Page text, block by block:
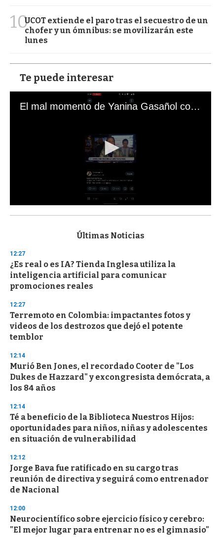
10UCOT extiende el paro tras el secuestro de un
chofer y un ómnibus: se movilizarán este
lunes
Te puede interesar
El mal momento de Yanina Gasañol con un hincha argentino en "Subrayado"
s
d
s
o
f
3
s
e
c
o
n
Últimas Noticias
12:27
¿Es real o es IA? Tienda Inglesa utiliza la
inteligencia artificial para comunicar
promociones reales
12:27
Terremoto en Colombia: impactantes fotos y
videos de los destrozos que dejó el potente
temblor
12:14
Murió Ben Jones, el recordado Cooter de "Los
Dukes de Hazzard" y excongresista demócrata, a
los 84 años
12:14
Té a beneficio de la Biblioteca Nuestros Hijos:
oportunidades para niños, niñas y adolescentes
en situación de vulnerabilidad
12:12
Jorge Bava fue ratificado en su cargo tras
reunión de directiva y seguirá como entrenador
de Nacional
12:00
Neurocientífico sobre ejercicio físico y cerebro:
"El mejor lugar para entrenar no es el gimnasio"